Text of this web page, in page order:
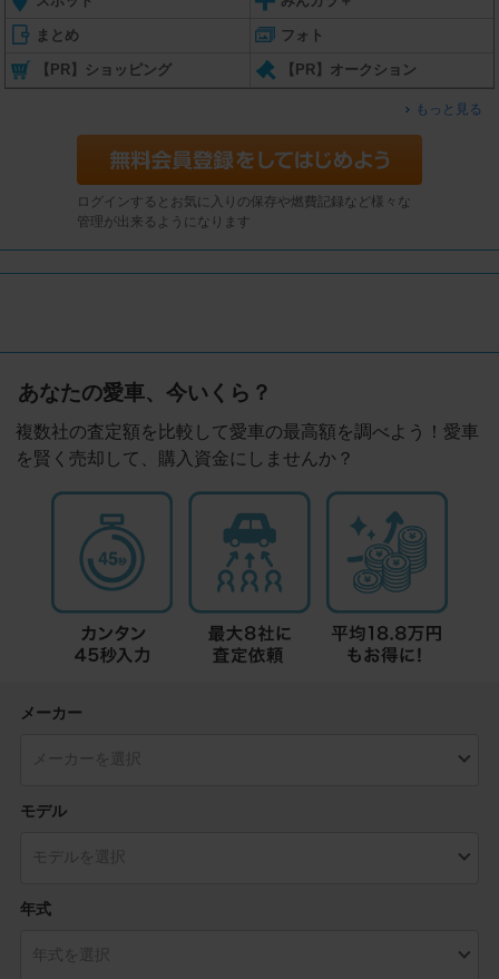
まとめ フォト
【PR】ショッピング 【PR】オークション
もっと見る
ログインするとお気に入りの保存や燃費記録など様々な
管理が出来るようになります
あなたの愛車、今いくら？
複数社の査定額を比較して愛車の最高額を調べよう！愛車
を賢く売却して、購入資金にしませんか？
メーカー
モデル
年式